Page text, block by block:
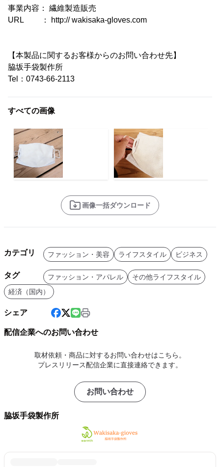
事業内容： 繊維製造販売
URL ： http:// wakisaka-gloves.com
【本製品に関するお客様からのお問い合わせ先】
脇坂手袋製作所
Tel：0743-66-2113
すべての画像
画像一括ダウンロード
カテゴリ ファッション・美容 ライフスタイル ビジネス
タグ ファッション・アパレル
その他ライフスタイル
経済（国内）
シェア
配信企業へのお問い合わせ
取材依頼・商品に対するお問い合わせはこちら。
プレスリリース配信企業に直接連絡できます。
お問い合わせ
脇坂手袋製作所